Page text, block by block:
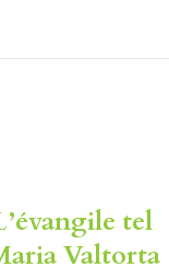
tel
Valtorta